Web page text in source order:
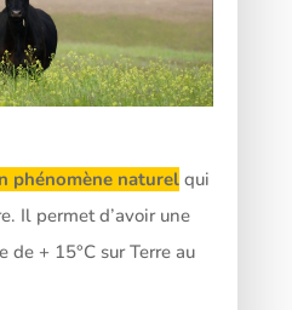
phénomène naturelqui
Il permet d’avoir une
de + 15°C sur Terre au